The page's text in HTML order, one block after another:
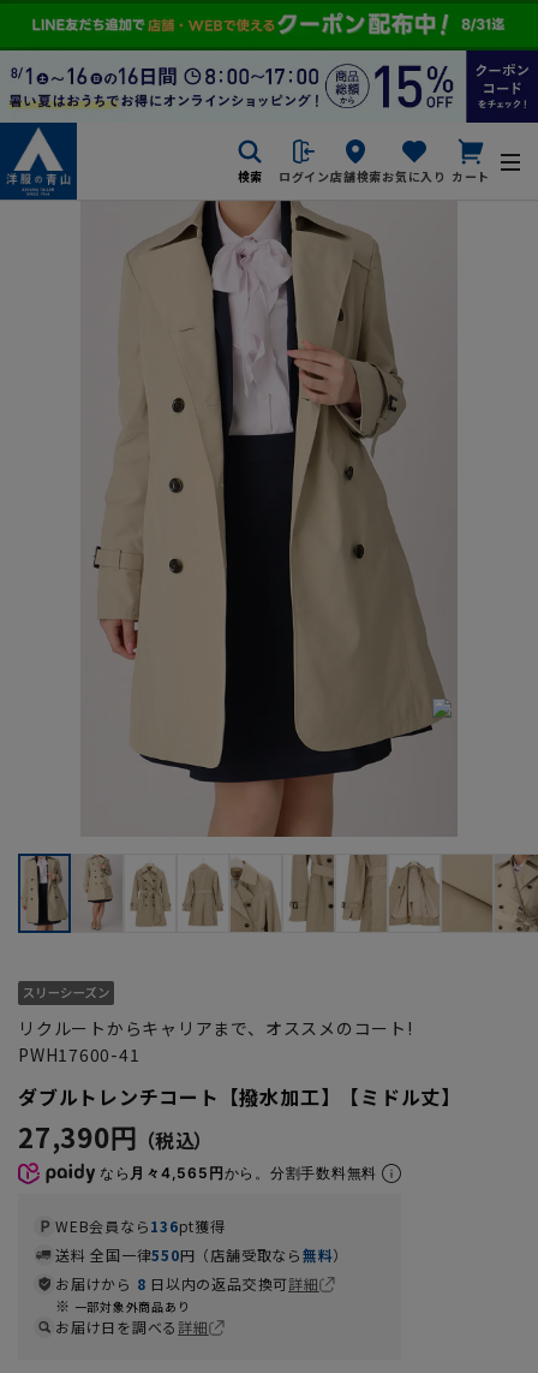
検索 ログイン店舗検索お気に入り カート
リクルートからキャリアまで、オススメのコート!
PWH17600-41
ダブルトレンチコート【撥水加工】【ミドル丈】
27,390円
なら 月々4,565円から。分割手数料無料
WEB会員なら136pt獲得
送料 全国一律550円（店舗受取なら無料）
お届けから 8 日以内の返品交換可詳細
一部対象外商品あり
お届け日を調べる詳細